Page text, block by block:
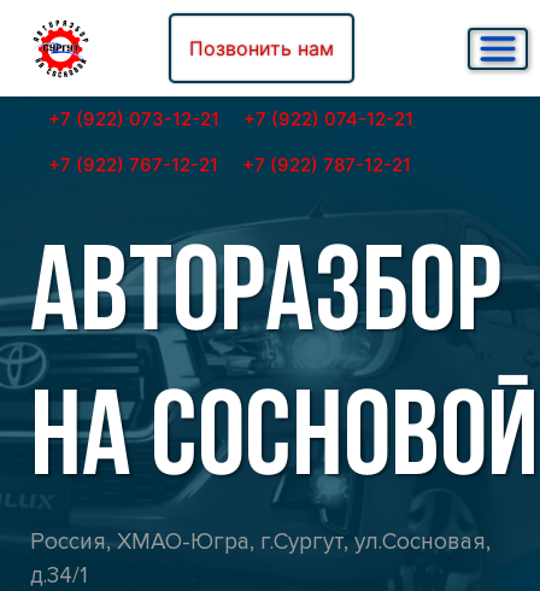
Позвонить нам
+7 (922) 073-12-21
+7 (922) 074-12-21
+7 (922) 767-12-21
+7 (922) 787-12-21
АВТОРАЗБОР
НА СОСНОВОЙ
Россия, ХМАО-Югра, г.Сургут, ул.Сосновая,
д.34/1